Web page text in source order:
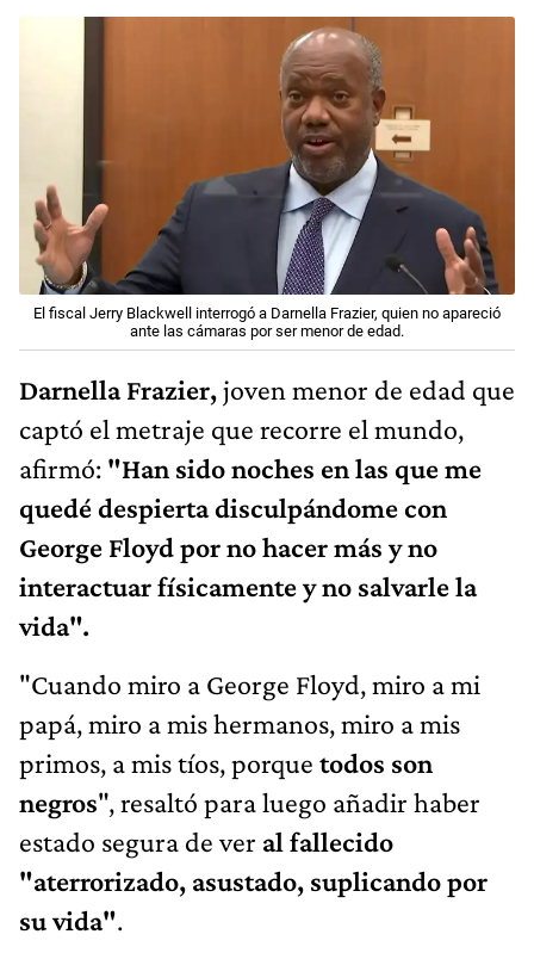
El fiscal Jerry Blackwell interrogó a Darnella Frazier, quien no apareció
ante las cámaras por ser menor de edad.
Darnella Frazier,joven menor de edad que
captó el metraje que recorre el mundo,
afirmó: "Han sido noches en las que me
quedé despierta disculpándome con
George Floyd por no hacer más y no
interactuar físicamente y no salvarle la
vida".
"Cuando miro a George Floyd, miro a mi
papá, miro a mis hermanos, miro a mis
primos, a mis tíos, porque todos son
negros", resaltó para luego añadir haber
estado segura de ver al fallecido
"aterrorizado, asustado, suplicando por
su vida".